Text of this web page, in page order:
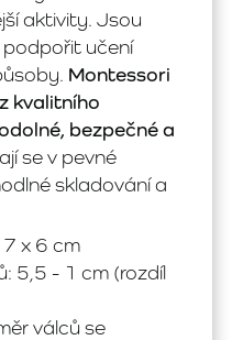
aktivity. Jsou
podpořit učení
Montessori
kvalitního
bezpečné a
se v pevné
skladování a
x 6 cm
5,5 - 1 cm (rozdíl
válců se